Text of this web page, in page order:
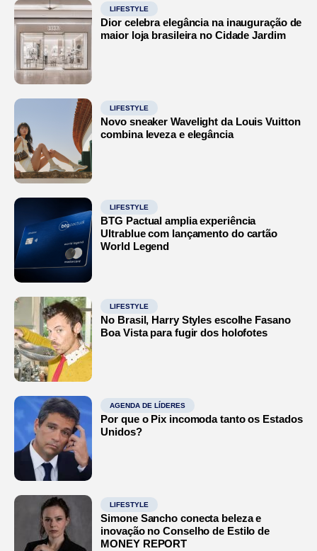
LIFESTYLE
Dior celebra elegância na inauguração de
maior loja brasileira no Cidade Jardim
LIFESTYLE
Novo sneaker Wavelight da Louis Vuitton
combina leveza e elegância
LIFESTYLE
BTG Pactual amplia experiência
Ultrablue com lançamento do cartão
World Legend
LIFESTYLE
No Brasil, Harry Styles escolhe Fasano
Boa Vista para fugir dos holofotes
AGENDA DE LÍDERES
Por que o Pix incomoda tanto os Estados
Unidos?
LIFESTYLE
Simone Sancho conecta beleza e
inovação no Conselho de Estilo de
MONEY REPORT